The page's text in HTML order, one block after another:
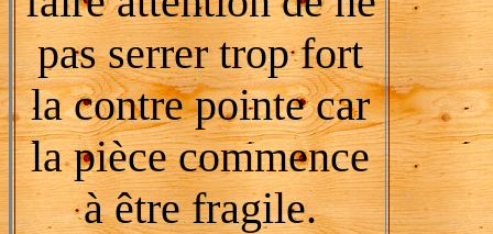
pas serrer trop fort
la contre pointe car
la pièce commence
à être fragile.